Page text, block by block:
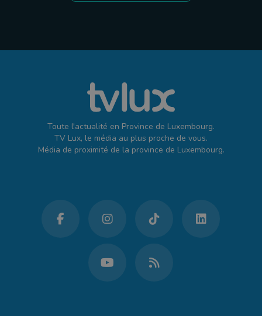
Toute l'actualité en Province de Luxembourg.
TV Lux, le média au plus proche de vous.
Média de proximité de la province de Luxembourg.